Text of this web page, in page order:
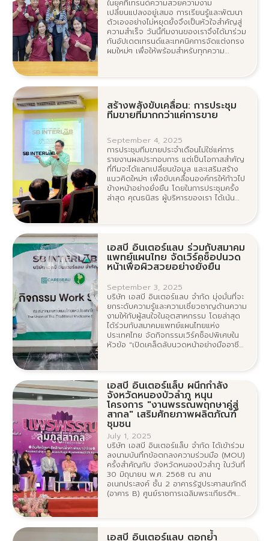
ในยุคที่เทรนด์ความสวยความงาม
เปลี่ยนแปลงอยู่เสมอ การเรียนรู้และพัฒนา
ตัวเองอย่างไม่หยุดยั้งจึงเป็นหัวใจสำคัญสู่
ความสำเร็จ วันนี้ทีมงานของเราจึงได้มาร่วม
กันอัปเดตเทรนด์และเทคนิคการจัดแต่งทรง
ผมใหม่ๆ เพื่อให้พร้อมสำหรับทุกความ
สร้างพลังขับเคลื่อน: การประชุม
ทีมขายที่มากกว่าแค่การขาย
September 4, 2025
การประชุมทีมขายประจำเดือนไม่ใช่แค่การ
รายงานผลประกอบการ แต่เป็นโอกาสสำคัญ
ที่ทีมจะได้แลกเปลี่ยนข้อมูล และเสริมสร้าง
แนวคิดใหม่ๆ เพื่อขับเคลื่อนองค์กรให้ก้าวไป
ข้างหน้าอย่างยั่งยืน โดยในการประชุมครั้ง
ล่าสุด คุณธนิสร ผู้บริหารของเรา ได้เน้นย้ำ
เอสบี อินเตอร์แลบ ร่วมกับสมาคม
แพทย์แผนไทย จัดเวิร์คช็อปนวด
หน้าเพื่อผิวสวยอย่างยั่งยืน
September 3, 2025
บริษัท เอสบี อินเตอร์แลบ จำกัด มุ่งมั่นที่จะ
ยกระดับความรู้และความเชี่ยวชาญด้านความ
งามให้กับผู้สนใจในอุตสาหกรรม โดยล่าสุด
ได้ร่วมกับสมาคมแพทย์แผนไทยแห่ง
ประเทศไทย จัดกิจกรรมเวิร์คช็อปพิเศษใน
หัวข้อ "เปิดเคล็ดลับนวดหน้าอย่างมืออาชีพ
เอสบี อินเตอร์แล็บ ผนึกกำลัง
จังหวัดหนองบัวลำภู หนุน
โครงการ "งานพรรณพฤกษาคู่สู่
สากล" เสริมศักยภาพผลิตภัณฑ์
ชุมชน
July 1, 2025
บริษัท เอสบี อินเตอร์แล็บ จำกัด ได้เข้าร่วม
ลงนามบันทึกข้อตกลงความร่วมมือ (MOU)
ครั้งสำคัญกับ จังหวัดหนองบัวลำภู ในวันที่
30 มิถุนายน พ.ศ. 2568 ณ ลาน
อเนกประสงค์ ชั้น 2 อาคารรัฐประศาสนภักดี
(อาคาร B) ศูนย์ราชการเฉลิมพระเกียรติฯ
เอสบี อินเตอร์แลบ ตอกย้ำ